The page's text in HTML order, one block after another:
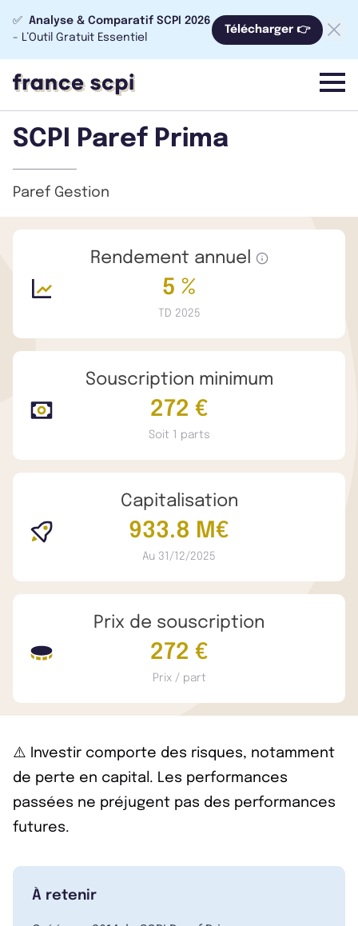
✅ Analyse & Comparatif SCPI 2026
- L’Outil Gratuit Essentiel
Télécharger 👉
menu
SCPI Paref Prima
Paref Gestion
Rendement annuel
5 %
TD 2025
Souscription minimum
272 €
Soit 1 parts
Capitalisation
933.8 M€
Au 31/12/2025
Prix de souscription
272 €
Prix / part
⚠️ Investir comporte des risques, notamment
de perte en capital. Les performances
passées ne préjugent pas des performances
futures.
À retenir